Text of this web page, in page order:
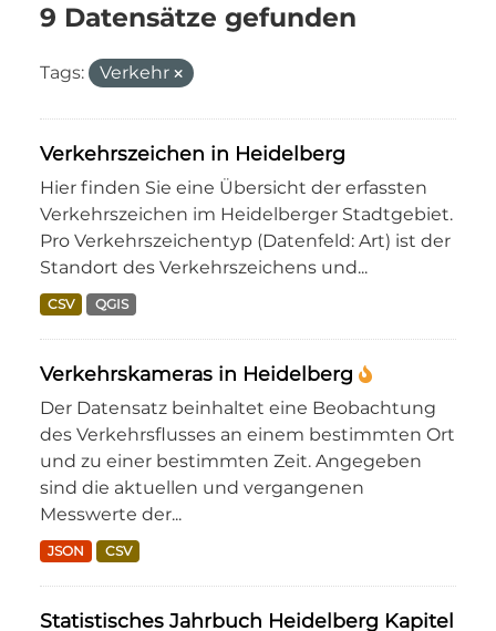
9 Datensätze gefunden
Tags: Verkehr
Verkehrszeichen in Heidelberg
Hier finden Sie eine Übersicht der erfassten
Verkehrszeichen im Heidelberger Stadtgebiet.
Pro Verkehrszeichentyp (Datenfeld: Art) ist der
Standort des Verkehrszeichens und...
CSV QGIS
Verkehrskameras in Heidelberg
Der Datensatz beinhaltet eine Beobachtung
des Verkehrsflusses an einem bestimmten Ort
und zu einer bestimmten Zeit. Angegeben
sind die aktuellen und vergangenen
Messwerte der...
JSON CSV
Statistisches Jahrbuch Heidelberg Kapitel